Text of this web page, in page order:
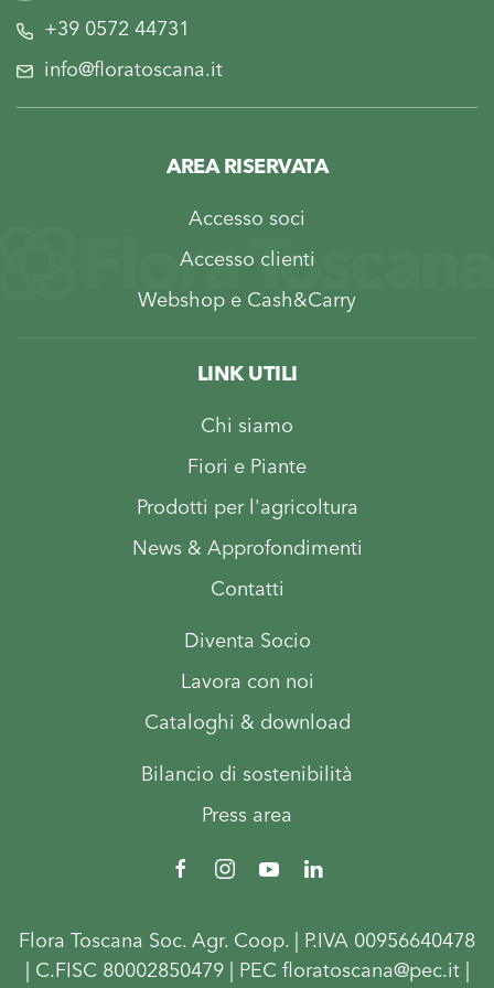
+39 0572 44731
info@floratoscana.it
AREA RISERVATA
Accesso soci
Accesso clienti
Webshop e Cash&Carry
LINK UTILI
Chi siamo
Fiori e Piante
Prodotti per l'agricoltura
News & Approfondimenti
Contatti
Diventa Socio
Lavora con noi
Cataloghi & download
Bilancio di sostenibilità
Press area
Flora Toscana Soc. Agr. Coop. | P.IVA 00956640478
| C.FISC 80002850479 | PEC floratoscana@pec.it |